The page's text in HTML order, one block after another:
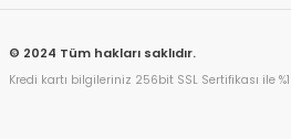
© 2024 Tüm hakları saklıdır.
Kredi kartı bilgileriniz 256bit SSL Sertifikası ile